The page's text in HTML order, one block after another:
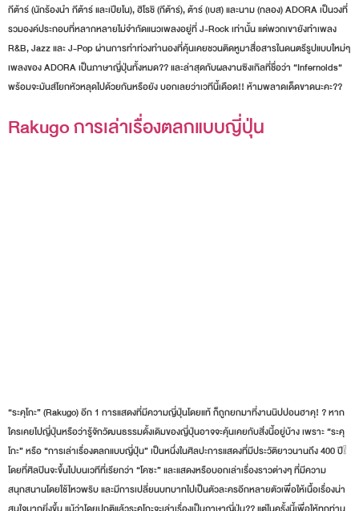
ADORA อีก 1 วงไทยสาย J-Rock แท้ๆ ที่นิปปอนฮาคุไม่อยากให้ทุกคนพลาด? พวกเขาคือวง
ดนตรีไทยลูกผสมไทย-ญี่ปุ่น ???? จากค่าย Gene Lab ที่ประกอบไปด้วยสมาชิกทั้ง 4 คน คือ
กีต้าร์ (นักร้องนำ กีต้าร์ และเปียโน), ฮิโรชิ (กีต้าร์), ต้าร์ (เบส) และนาม (กลอง) ADORA เป็นวงที่
รวมองค์ประกอบที่หลากหลายไม่จำกัดแนวเพลงอยู่ที่ J-Rock เท่านั้น แต่พวกเขายังทำเพลง
R&B, Jazz และ J-Pop ผ่านการทำท่วงทำนองที่คุ้นเคยชวนติดหูมาสื่อสารในดนตรีรูปแบบใหม่ๆ
เพลงของ ADORA เป็นภาษาญี่ปุ่นทั้งหมด?? และล่าสุดกับผลงานซิงเกิลที่ชื่อว่า “Infernoids“
พร้อมจะมันส์โยกหัวหลุดไปด้วยกันหรือยัง บอกเลยว่าเวทีนี้เดือด!! ห้ามพลาดเด็ดขาดนะคะ??
“ระคุโกะ” (Rakugo) อีก 1 การแสดงที่มีความญี่ปุ่นโดยแท้ ก็ถูกยกมาที่งานนิปปอนฮาคุ! ? หาก
ใครเคยไปญี่ปุ่นหรือว่ารู้จักวัฒนธรรมดั้งเดิมของญี่ปุ่นอาจจะคุ้นเคยกับสิ่งนี้อยู่บ้าง เพราะ “ระคุ
โกะ” หรือ “การเล่าเรื่องตลกแบบญี่ปุ่น” เป็นหนึ่งในศิลปะการแสดงที่มีประวัติยาวนานถึง 400 ปี❕